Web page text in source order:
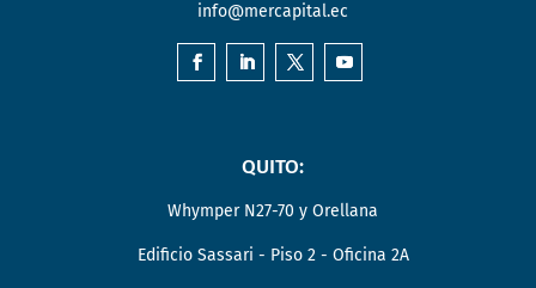
info@mercapital.ec
QUITO:
Whymper N27-70 y Orellana
Edificio Sassari - Piso 2 - Oficina 2A